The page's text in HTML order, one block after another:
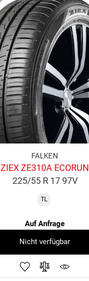
FALKEN
ZIEX ZE310A ECORUN
225/55 R 17 97V
TL
Auf Anfrage
Nicht verfügbar